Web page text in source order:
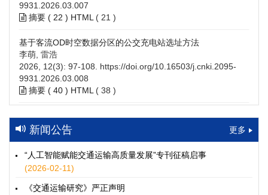
9931.2026.03.007
摘要 ( 22 ) HTML ( 21 )
基于客流OD时空数据分区的公交充电站选址方法
李萌, 雷浩
2026, 12(3): 97-108. https://doi.org/10.16503/j.cnki.2095-
9931.2026.03.008
摘要 ( 40 ) HTML ( 38 )
高速公路充电设施技术规划综述：场景需求、技术路线与配置
策略
2026, 12(3): 109-124.https://doi.org/10.16503/j.cnki.2095-
9931.2026.03.009
摘要 (
HTML
新闻公告 更多
“人工智能赋能交通运输高质量发展”专刊征稿启事
(2026-02-11)
《交通运输研究》严正声明